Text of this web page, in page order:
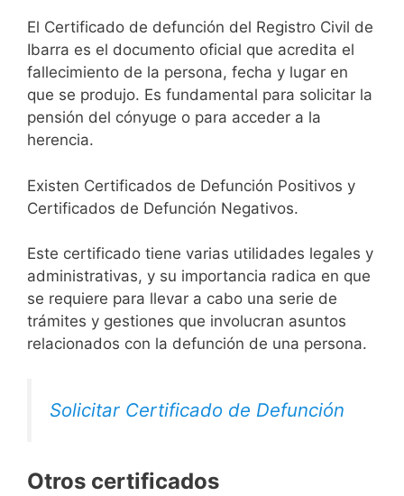
El Certificado de defunción del Registro Civil de
Ibarra es el documento oficial que acredita el
fallecimiento de la persona, fecha y lugar en
que se produjo. Es fundamental para solicitar la
pensión del cónyuge o para acceder a la
herencia.
Existen Certificados de Defunción Positivos y
Certificados de Defunción Negativos.
Este certificado tiene varias utilidades legales y
administrativas, y su importancia radica en que
se requiere para llevar a cabo una serie de
trámites y gestiones que involucran asuntos
relacionados con la defunción de una persona.
Solicitar Certificado de Defunción
Otros certificados